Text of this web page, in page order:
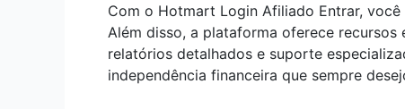
Com o Hotmart Login Afiliado Entrar,
Além disso, a plataforma oferece recursos
relatórios detalhados e suporte
independência financeira que sempre